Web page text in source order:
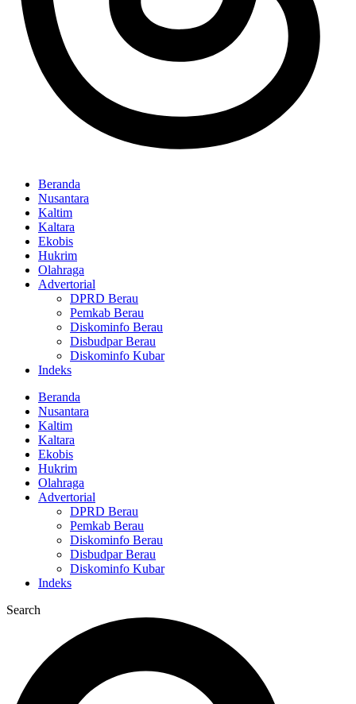
Beranda
Nusantara
Kaltim
Kaltara
Ekobis
Hukrim
Olahraga
Advertorial
DPRD Berau
Pemkab Berau
Diskominfo Berau
Disbudpar Berau
Diskominfo Kubar
Indeks
Beranda
Nusantara
Kaltim
Kaltara
Ekobis
Hukrim
Olahraga
Advertorial
DPRD Berau
Pemkab Berau
Diskominfo Berau
Disbudpar Berau
Diskominfo Kubar
Indeks
Search